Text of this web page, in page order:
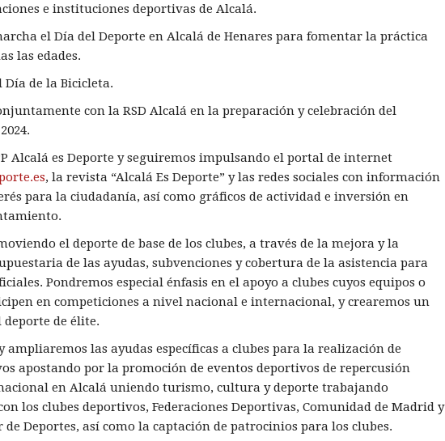
e instituciones deportivas de Alcalá.
el Día del Deporte en Alcalá de Henares para fomentar la práctica
las edades.
de la Bicicleta.
con la RSD Alcalá en la preparación y celebración del
Alcalá es Deporte y seguiremos impulsando el portal de internet
, la revista “Alcalá Es Deporte” y las redes sociales con información
para la ciudadanía, así como gráficos de actividad e inversión en
el deporte de base de los clubes, a través de la mejora y la
de las ayudas, subvenciones y cobertura de la asistencia para
Pondremos especial énfasis en el apoyo a clubes cuyos equipos o
en competiciones a nivel nacional e internacional, y crearemos un
deporte de élite.
ampliaremos las ayudas específicas a clubes para la realización de
apostando por la promoción de eventos deportivos de repercusión
en Alcalá uniendo turismo, cultura y deporte trabajando
los clubes deportivos, Federaciones Deportivas, Comunidad de Madrid y
de Deportes, así como la captación de patrocinios para los clubes.